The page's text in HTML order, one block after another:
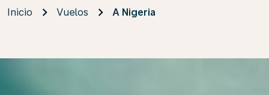
Inicio Vuelos A Nigeria